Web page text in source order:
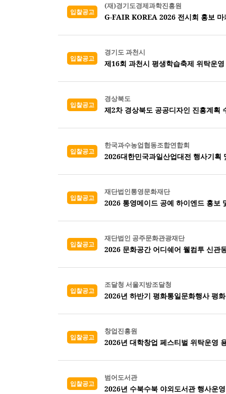
입찰공고
(재)경기도경제과학진흥원
G-FAIR KOREA 2026 전시회 홍보 마
입찰공고
경기도 과천시
제16회 과천시 평생학습축제 위탁운
입찰공고
경상북도
제2차 경상북도 공공디자인 진흥계획
입찰공고
한국과수농업협동조합연합회
2026대한민국과일산업대전 행사기획
입찰공고
재단법인통영문화재단
2026 통영메이드 공예 하이엔드 홍보
입찰공고
재단법인 공주문화관광재단
2026 문화공간 어디쉐어 웰컴투 신관
입찰공고
조달청 서울지방조달청
2026년 하반기 평화통일문화행사 평
입찰공고
창업진흥원
2026년 대학창업 페스티벌 위탁운영
입찰공고
범어도서관
2026년 수북수북 야외도서관 행사운